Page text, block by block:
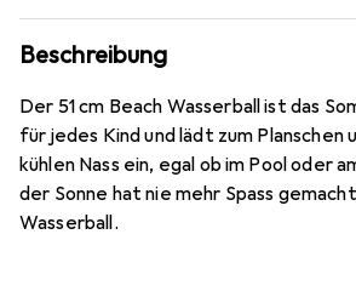
Beschreibung
Der 51 cm Beach Wasserball ist das
für jedes Kind und lädt zum Planschen
kühlen Nass ein, egal ob im Pool oder
der Sonne hat nie mehr Spass
Wasserball.